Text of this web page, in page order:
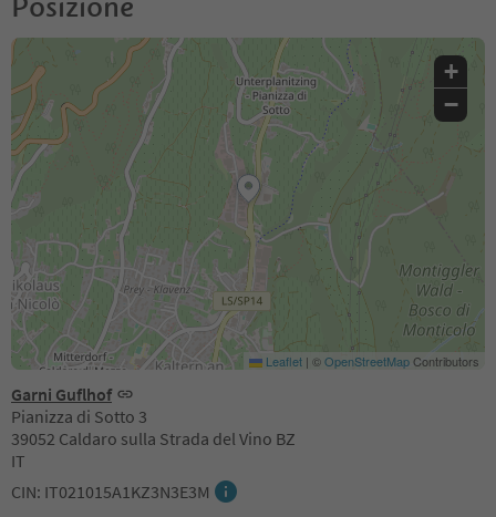
Garni Guflhof
Pianizza di Sotto 3
39052 Caldaro sulla Strada del Vino BZ
IT
CIN: IT021015A1KZ3N3E3M
+
−
Leaflet | ©OpenStreetMapContributors